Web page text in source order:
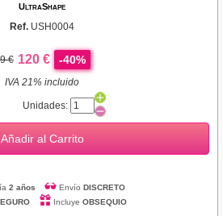
UltraShape
Ref. USH0004
€ 120 € -40%
IVA 21% incluido
Unidades:
Añadir al Carrito
2 años Envío DISCRETO
Incluye OBSEQUIO